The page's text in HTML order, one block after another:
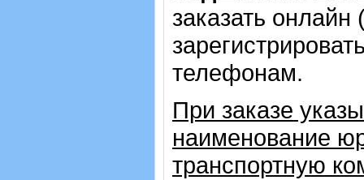
заказать онлайн
телефонам.
При заказе
наименование
транспортную